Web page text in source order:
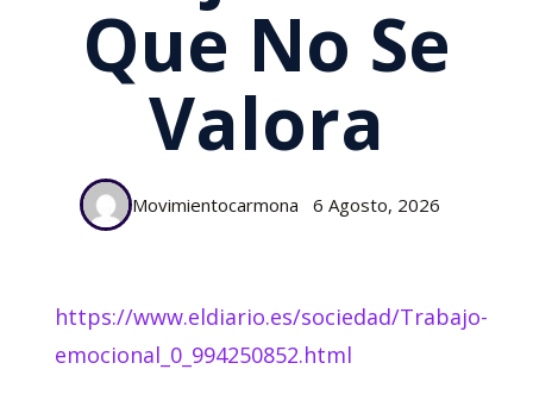
Que No Se
Valora
Movimientocarmona 6 Agosto, 2026
https://www.eldiario.es/sociedad/Trabajo-
emocional_0_994250852.html